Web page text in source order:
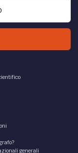
generali